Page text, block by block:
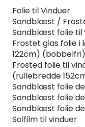
Folie til Vinduer
Sandblæst /
Sandblæst folie til
Frostet glas folie
122cm) (bobbelfri)
Frosted folie til
(rullebredde
Sandblæst folie
Sandblæst folie
Sandblæst folie
Solfilm til vinduer